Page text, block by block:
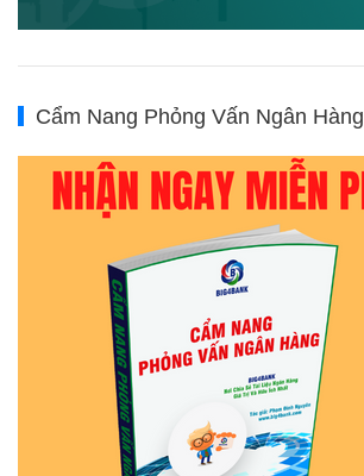
Cẩm Nang Phỏng Vấn Ngân Hàng